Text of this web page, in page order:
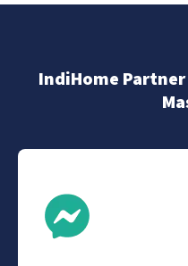
IndiHome